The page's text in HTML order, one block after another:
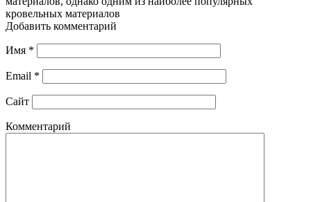
кровельных материалов
Добавить комментарий
Имя *
Email *
Сайт
Комментарий